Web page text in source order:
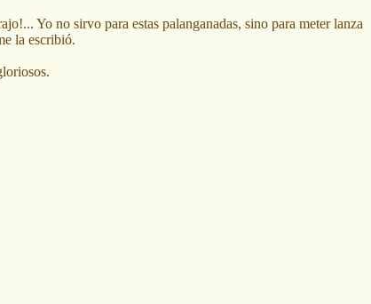
Yo no sirvo para estas palanganadas, sino para meter lanza
la escribió.